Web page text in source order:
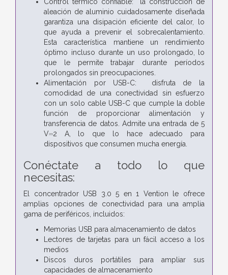
aleación de aluminio cuidadosamente diseñada
garantiza una disipación eficiente del calor, lo
que ayuda a prevenir el sobrecalentamiento.
Esta característica mantiene un rendimiento
óptimo incluso durante un uso prolongado, lo
que le permite trabajar durante períodos
prolongados sin preocupaciones.
Alimentación por USB-C: disfruta de la
comodidad de una conectividad sin esfuerzo
con un solo cable USB-C que cumple la doble
función de proporcionar alimentación y
transferencia de datos. Admite una entrada de 5
V⎓2 A, lo que lo hace adecuado para
dispositivos que consumen mucha energía.
Conéctate a todo lo que
necesitas:
El concentrador USB 3.0 5 en 1 Vention le ofrece
amplias opciones de conectividad para una amplia
gama de periféricos, incluidos:
Memorias USB para almacenamiento de datos
Lectores de tarjetas para un fácil acceso a los
medios
Discos duros portátiles para ampliar sus
capacidades de almacenamiento